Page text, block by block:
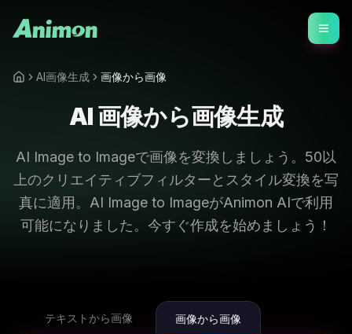
AI画像生成 画像から画像
AI 画像から画像生成
AI Image to Imageで画像を変換しましょう。50以
上のクリエイティブフィルターとスタイル変換を写
真に適用。AI Image to ImageがAnimon AIで利用
可能になりました。今すぐ作成を始めましょう！
テキストから画像 画像から画像